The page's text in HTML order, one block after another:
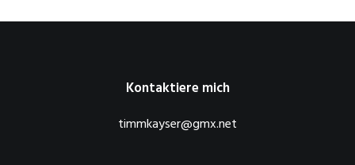
Kontaktiere mich
timmkayser@gmx.net